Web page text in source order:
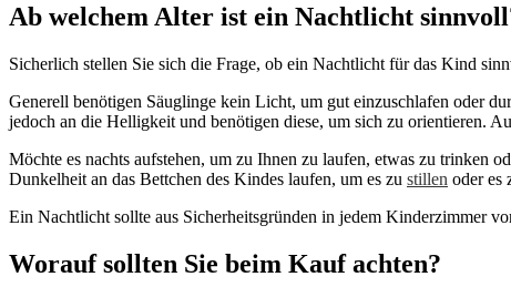
Ab welchem Alter ist ein Nachtlicht
Sicherlich stellen Sie sich die Frage, ob ein Nachtlicht für das Kind
Generell benötigen Säuglinge kein Licht, um gut einzuschlafen oder
jedoch an die Helligkeit und benötigen diese, um sich zu orientieren.
Möchte es nachts aufstehen, um zu Ihnen zu laufen, etwas zu trinken
Dunkelheit an das Bettchen des Kindes laufen, um es zu stillen oder es
Ein Nachtlicht sollte aus Sicherheitsgründen in jedem Kinderzimmer
Worauf sollten Sie beim Kauf achten?